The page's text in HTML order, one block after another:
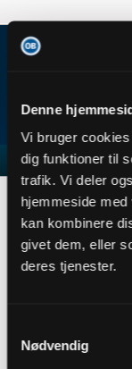
Denne
Vi bruger
dig funktioner til
trafik. Vi deler
hjemmeside
kan kombinere
givet dem, eller
deres tjenester.
Nødvendig
Benediktson
User Profile